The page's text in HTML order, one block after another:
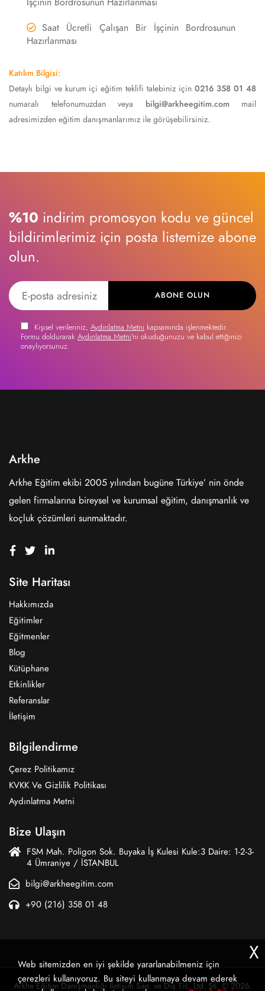
Saat Ücretli Çalışan Bir İşçinin Bordrosunun
Hazırlanması
Katılım Bilgisi:
Detaylı bilgi ve kurum içi eğitim teklifi talebiniz için 0216 358 01 48
numaralı telefonumuzdan veya bilgi@arkheegitim.commail
adresimizden eğitim danışmanlarımız ile görüşebilirsiniz.
%10 indirim promosyon kodu ve güncel
bildirimlerimiz için posta listemize abone
olun.
ABONE OLUN
Kişisel verileriniz, Aydınlatma Metni kapsamında işlenmektedir.
Formu doldurarak Aydınlatma Metni'ni okuduğunuzu ve kabul ettiğinizi
onaylıyorsunuz.
Arkhe
Arkhe Eğitim ekibi 2005 yılından bugüne Türkiye’ nin önde
gelen firmalarına bireysel ve kurumsal eğitim, danışmanlık ve
koçluk çözümleri sunmaktadır.
Site Haritası
Hakkımızda
Eğitimler
Eğitmenler
Blog
Kütüphane
Etkinlikler
Referanslar
İletişim
Bilgilendirme
Çerez Politikamız
KVKK Ve Gizlilik Politikası
Aydınlatma Metni
Bize Ulaşın
FSM Mah. Poligon Sok. Buyaka İş Kulesi Kule:3 Daire: 1-2-3-
4 Ümraniye / İSTANBUL
bilgi@arkheegitim.com
+90 (216) 358 01 48
Arkhe Eğitim Danışmanlığı İletişim San. ve Dış Tic. Ltd. Şti. © 2026.
Web sitemizden en iyi şekilde yararlanabilmeniz için
çerezleri kullanıyoruz. Bu siteyi kullanmaya devam ederek
X